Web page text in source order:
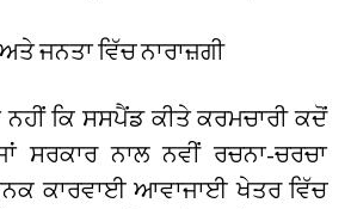
ਜਨਤਾ ਵਿੱਚ ਨਾਰਾਜ਼ਗੀ
ਕਿ ਸਸਪੈਂਡ ਕੀਤੇ ਕਰਮਚਾਰੀ ਕਦੋਂ
ਸਰਕਾਰ ਨਾਲ ਨਵੀਂ ਰਚਨਾ-ਚਰਚਾ
ਕਾਰਵਾਈ ਆਵਾਜਾਈ ਖੇਤਰ ਵਿੱਚ